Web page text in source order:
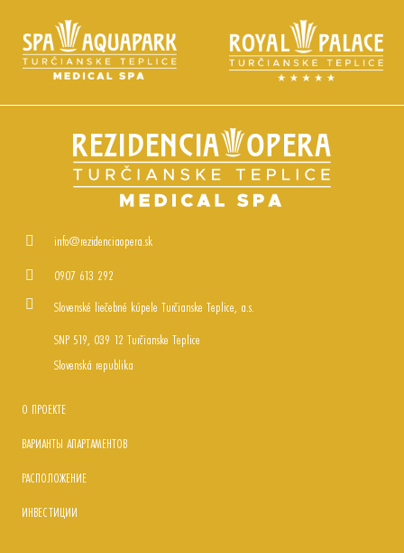
info@rezidenciaopera.sk
0907 613 292
Slovenské liečebné kúpele Turčianske Teplice, a.s.
SNP 519, 039 12 Turčianske Teplice
Slovenská republika
О ПРОЕКТЕ
ВАРИАНТЫ АПАРТАМЕНТОВ
РАСПОЛОЖЕНИЕ
ИНВЕСТИЦИИ